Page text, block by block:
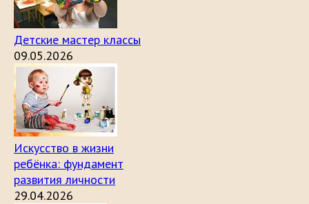
Детские мастер классы
09.05.2026
Искусство в жизни
ребёнка: фундамент
развития личности
29.04.2026